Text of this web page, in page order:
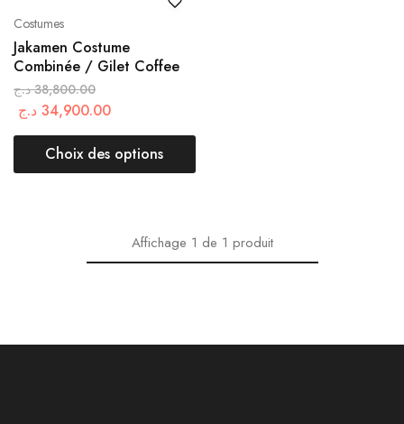
Costumes
Jakamen Costume
Combinée / Gilet Coffee
38,800.00 د.ج
34,900.00 د.ج
Choix des options
Affichage 1 de 1 produit